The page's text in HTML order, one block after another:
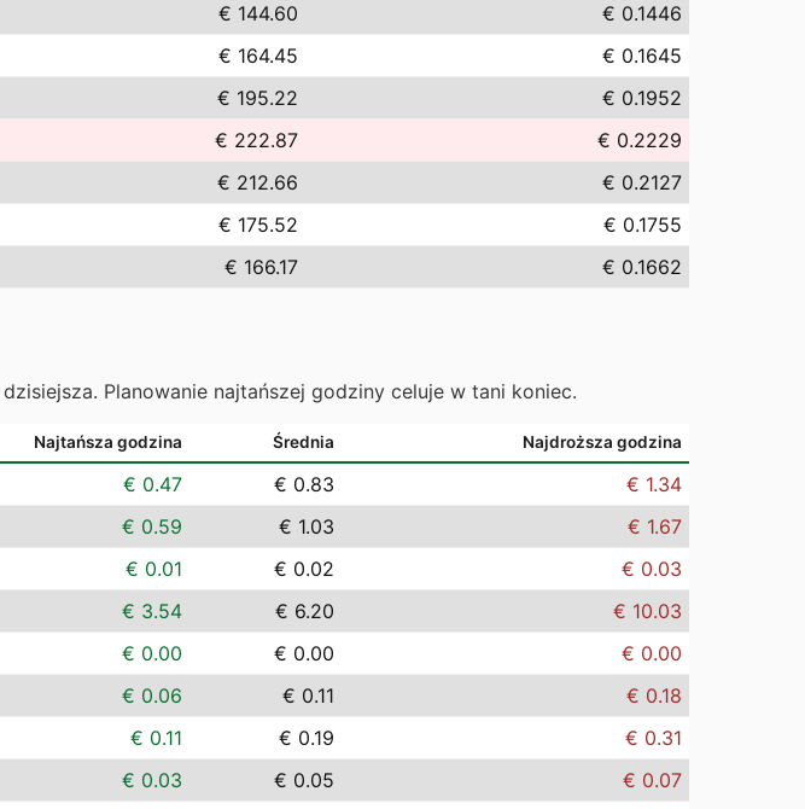
€ 144.60
€ 0.1446
€ 164.45
€ 0.1645
€ 195.22
€ 0.1952
€ 222.87
€ 0.2229
€ 212.66
€ 0.2127
€ 175.52
€ 0.1755
€ 166.17 € 0.1662
Planowanie najtańszej godziny celuje w tani koniec.
Najtańsza godzina Średnia Najdroższa godzina
€ 0.47 € 0.83
€ 1.34
€ 0.59 € 1.03
€ 1.67
€ 0.01 € 0.02
€ 0.03
€ 3.54 € 6.20
€ 10.03
€ 0.00 € 0.00
€ 0.00
€ 0.06 € 0.11
€ 0.18
€ 0.11 € 0.19
€ 0.31
€ 0.03 € 0.05
€ 0.07